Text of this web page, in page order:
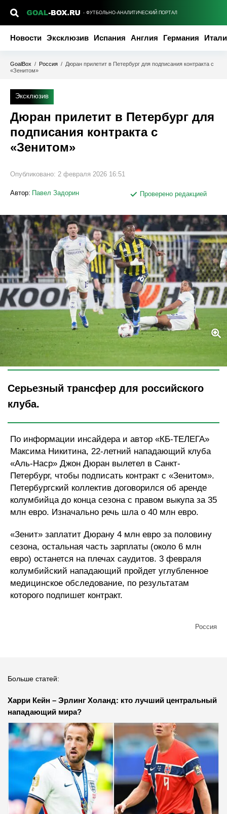
- ФУТБОЛЬНО-АНАЛИТИЧЕСКИЙ ПОРТАЛ
Новости Эксклюзив Испания Англия Германия
GoalBox / Россия / Дюран прилетит в Петербург для подписания контракта с
«Зенитом»
Эксклюзив
Дюран прилетит в Петербург для
подписания контракта с
«Зенитом»
Опубликовано: 2 февраля 2026 16:51
Автор: Павел Задорин Проверено редакцией
Legion-Media
Серьезный трансфер для российского
клуба.
По информации инсайдера и автор «КБ-ТЕЛЕГА»
Максима Никитина, 22-летний нападающий клуба
«Аль-Наср» Джон Дюран вылетел в Санкт-
Петербург, чтобы подписать контракт с «Зенитом».
Петербургский коллектив договорился об аренде
колумбийца до конца сезона с правом выкупа за 35
млн евро. Изначально речь шла о 40 млн евро.
«Зенит» заплатит Дюрану 4 млн евро за половину
сезона, остальная часть зарплаты (около 6 млн
евро) останется на плечах саудитов. 3 февраля
колумбийский нападающий пройдет углубленное
медицинское обследование, по результатам
которого подпишет контракт.
Россия
Больше статей:
Харри Кейн – Эрлинг Холанд: кто лучший центральный
нападающий мира?